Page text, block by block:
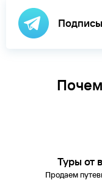
Туры от
Продаем